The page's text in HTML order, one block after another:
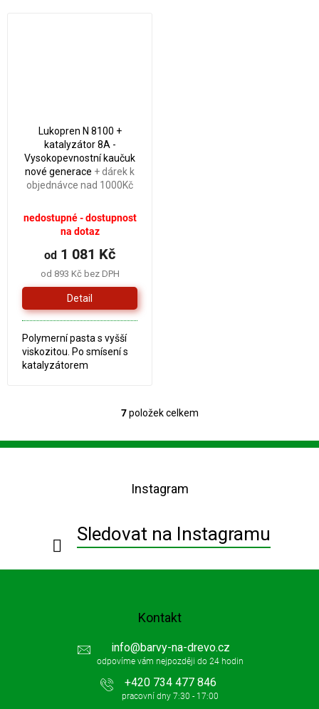
Lukopren N 8100 +
katalyzátor 8A -
Vysokopevnostní kaučuk
nové generace + dárek k
objednávce nad 1000Kč
nedostupné - dostupnost
na dotaz
od 893 Kč bez DPH
od 1 081 Kč
Detail
Polymerní pasta s vyšší
viskozitou. Po smísení s
katalyzátorem
O
l
a
c
p
r
k
p
s
u
7položek celkem
Z
Instagram
Sledovat na Instagramu
Kontakt
info@barvy-na-drevo.cz
+420 734 477 846